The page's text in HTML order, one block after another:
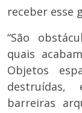
receber esse
“São
quais
Objetos
destruídas,
barreiras